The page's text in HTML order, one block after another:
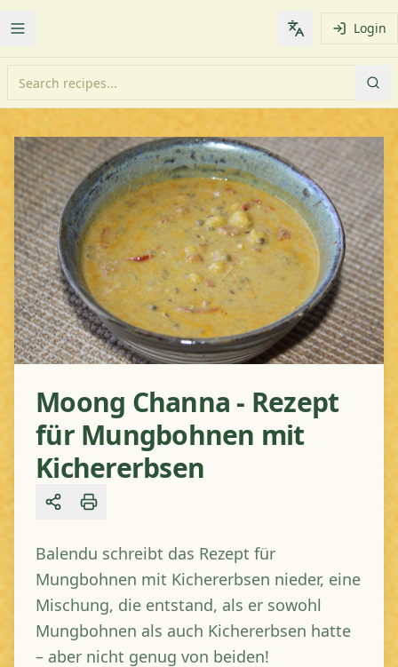
Toggle Menu Change Login
Moong Channa - Rezept
für Mungbohnen mit
Kichererbsen
Share
Balendu schreibt das Rezept für
Mungbohnen mit Kichererbsen nieder, eine
Mischung, die entstand, als er sowohl
Mungbohnen als auch Kichererbsen hatte
– aber nicht genug von beiden!